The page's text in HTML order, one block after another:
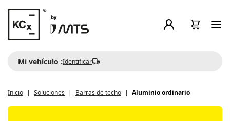
Mi vehículo :Identificar
Inicio Soluciones Barras de techo Aluminio ordinario